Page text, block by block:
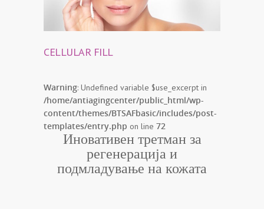
CELLULAR FILL
Warning: Undefined variable $use_excerpt in
/home/antiagingcenter/public_html/wp-
content/themes/BTSAFbasic/includes/post-
templates/entry.php on line 72
Иновативен третман за
регенерација и
подмладување на кожата